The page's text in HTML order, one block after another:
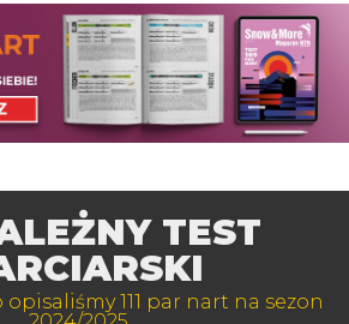
TEST
opisaliśmy 111 par nart na sezon